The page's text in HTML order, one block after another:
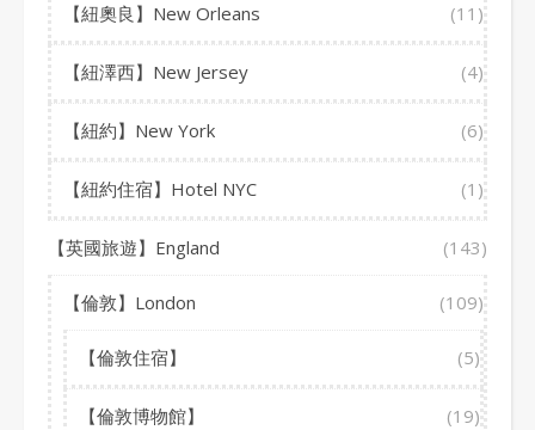
【紐奧良】New Orleans (11)
【紐澤西】New Jersey (4)
【紐約】New York (6)
【紐約住宿】Hotel NYC (1)
【英國旅遊】England (143)
【倫敦】London (109)
【倫敦住宿】 (5)
【倫敦博物館】 (19)